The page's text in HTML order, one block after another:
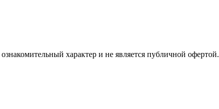
характер и не является публичной офертой.